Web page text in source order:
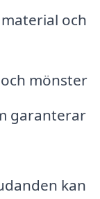
och
mönster
garanterar
kan